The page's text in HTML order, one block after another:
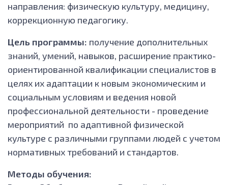
направления: физическую культуру, медицину,
коррекционную педагогику.
Цель программы: получение дополнительных
знаний, умений, навыков, расширение практико-
ориентированной квалификации специалистов в
целях их адаптации к новым экономическим и
социальным условиям и ведения новой
профессиональной деятельности - проведение
мероприятий по адаптивной физической
культуре с различными группами людей с учетом
нормативных требований и стандартов.
Методы обучения: